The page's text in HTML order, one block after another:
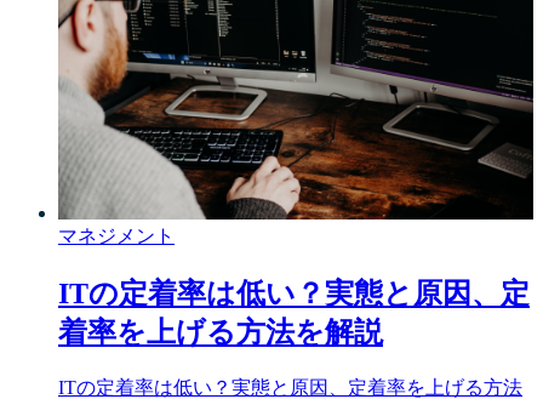
マネジメント
ITの定着率は低い？実態と原因、定
着率を上げる方法を解説
ITの定着率は低い？実態と原因、定着率を上げる方法